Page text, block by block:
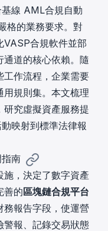
線 AML合規自動
格的業務要求。對
VASP合規軟件並部
道的核心依賴。隨
工作流程，企業需要
規則集。本文梳理
研究虛擬資產服務提
映射到標準法律報
南
，決定了數字資產
善的區塊鏈合規平台
務報告字段，使運營
警報、記錄交易狀態